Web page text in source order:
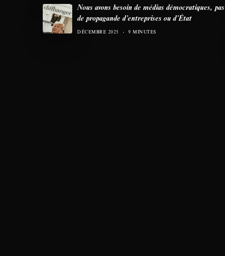
Nous avons besoin de médias démocratiques, pas
de propagande d’entreprises ou d’État
DÉCEMBRE 2025 9 MINUTES